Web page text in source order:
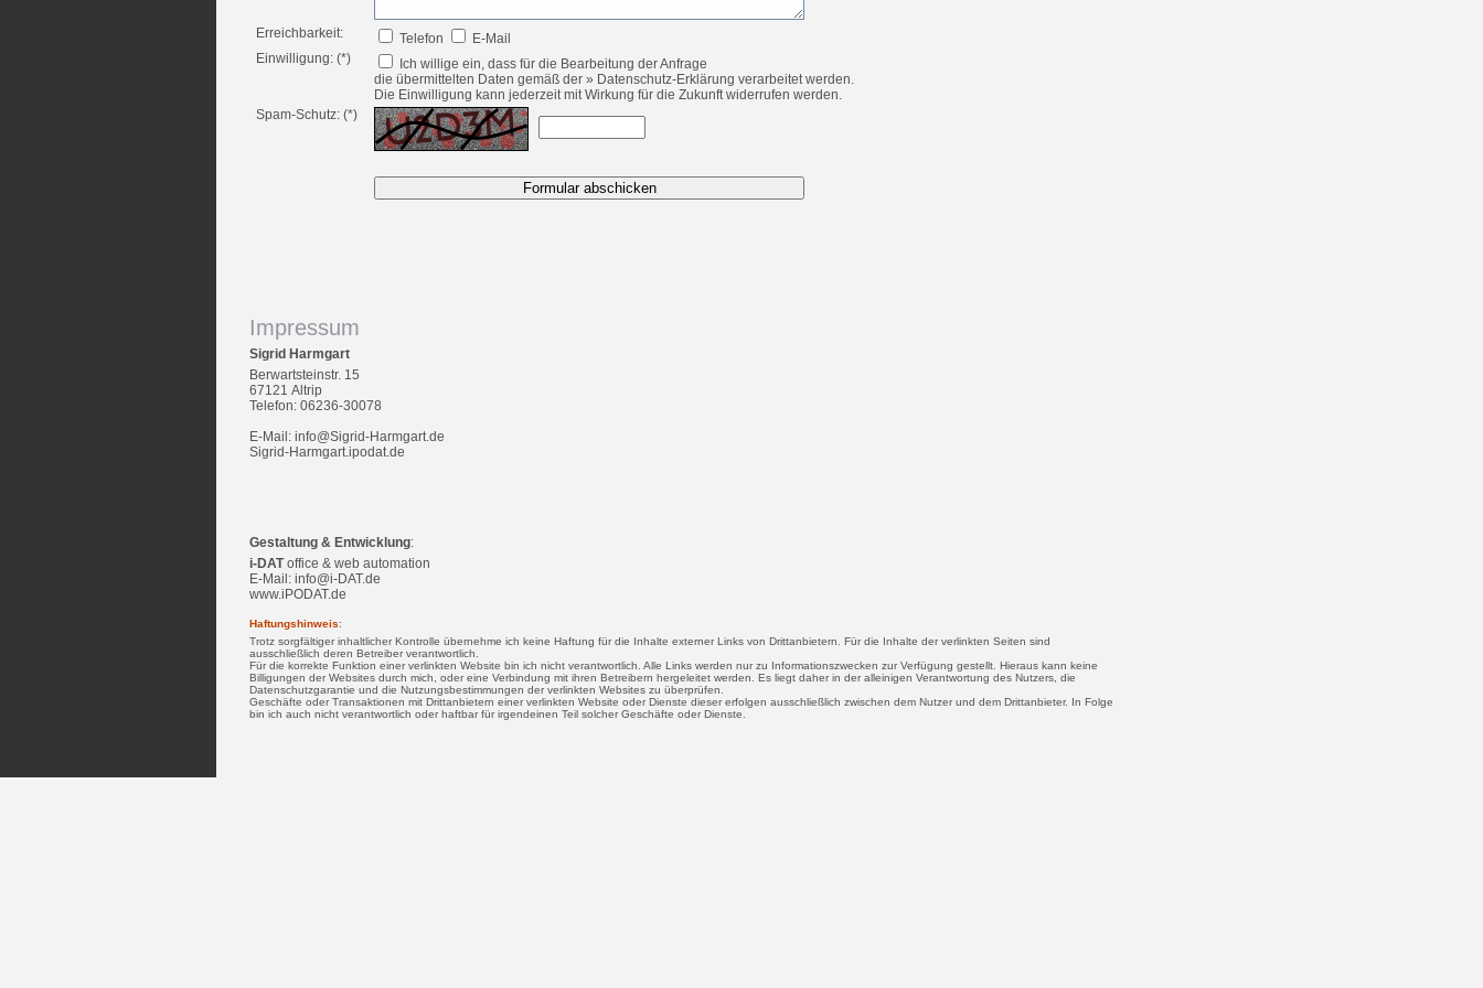
Erreichbarkeit: Telefon
E-Mail
Einwilligung: (*)
Ich willige ein, dass für die Bearbeitung der Anfrage
die übermittelten Daten gemäß der » Datenschutz-Erklärung verarbeitet werden.
Die Einwilligung kann jederzeit mit Wirkung für die Zukunft widerrufen werden.
Spam-Schutz: (*)
Impressum
Sigrid Harmgart
Berwartsteinstr. 15
67121 Altrip
Telefon: 06236-30078
E-Mail: info@Sigrid-Harmgart.de
Sigrid-Harmgart.ipodat.de
Gestaltung & Entwicklung:
i-DAToffice & web automation
E-Mail: info@i-DAT.de
www.iPODAT.de
Haftungshinweis:
Trotz sorgfältiger inhaltlicher Kontrolle übernehme ich keine Haftung für die Inhalte externer Links von Drittanbietern. Für die Inhalte der verlinkten Seiten sind
ausschließlich deren Betreiber verantwortlich.
Für die korrekte Funktion einer verlinkten Website bin ich nicht verantwortlich. Alle Links werden nur zu Informationszwecken zur Verfügung gestellt. Hieraus kann keine
Billigungen der Websites durch mich, oder eine Verbindung mit ihren Betreibern hergeleitet werden. Es liegt daher in der alleinigen Verantwortung des Nutzers, die
Datenschutzgarantie und die Nutzungsbestimmungen der verlinkten Websites zu überprüfen.
Geschäfte oder Transaktionen mit Drittanbietern einer verlinkten Website oder Dienste dieser erfolgen ausschließlich zwischen dem Nutzer und dem Drittanbieter. In Folge
bin ich auch nicht verantwortlich oder haftbar für irgendeinen Teil solcher Geschäfte oder Dienste.